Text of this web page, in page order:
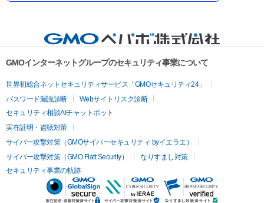
GMOインターネットグループのセキュリティ事業について
世界初総合ネットセキュリティサービス「GMOセキュリティ24」
パスワード漏洩診断
Webサイトリスク診断
セキュリティ相談AIチャットボット
実在証明・盗聴対策
サイバー攻撃対策（GMOサイバーセキュリティ byイエラエ）
サイバー攻撃対策（GMO Flatt Security）
なりすまし対策
セキュリティ事業の軌跡